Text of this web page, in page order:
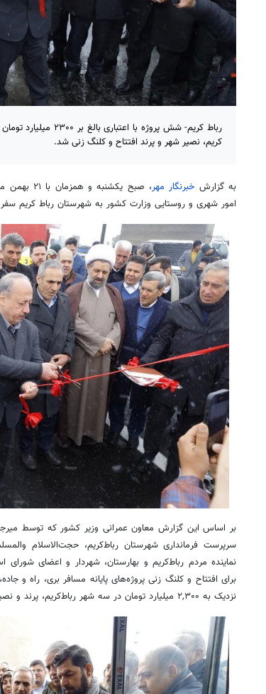
رباط کریم- شش پروژه
کریم، نصیر شهر و پرند افتتاح و کلنگ زنی شد.
به گزارش خبرنگار مهر
، صبح
امور شهری و روستایی وزارت کشور به شهرستان رباط کریم
بر اساس این گزارش معاون عمرانی وزیر کشور که توسط
سرپرست فرمانداری شهرستان رباط‌کریم، حجت‌الاسلام
نماینده مردم رباط‌کریم و بهارستان، شهردار و اعضای
برای افتتاح و کلنگ زنی پروژه‌های پایانه مسافر بری، راه و
نزدیک به ۲,۳۰۰ میلیارد تومان در سه شهر رباط‌کریم، پرند و نصیر شهر به